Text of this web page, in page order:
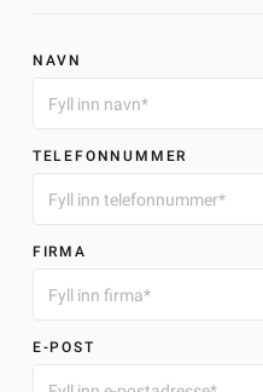
NAVN
TELEFONNUMMER
FIRMA
E-POST